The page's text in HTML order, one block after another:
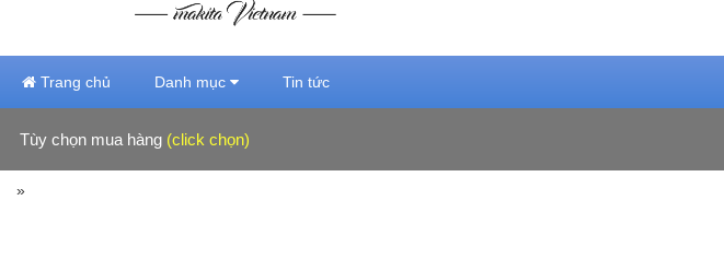
Trang chủ Danh mục Tin tức
Tùy chọn mua hàng (click chọn)
»